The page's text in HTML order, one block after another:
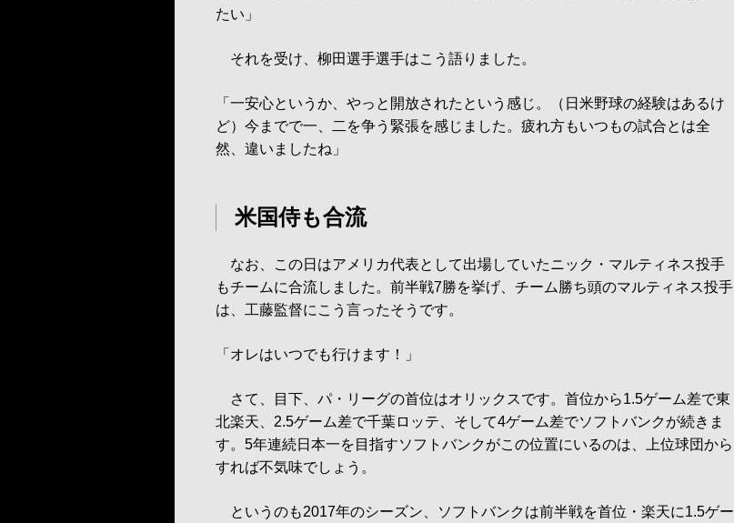
たい」
それを受け、柳田選手選手はこう語りました。
「一安心というか、やっと開放されたという感じ。（日米野球の経験はあるけ
ど）今までで一、二を争う緊張を感じました。疲れ方もいつもの試合とは全
然、違いましたね」
米国侍も合流
なお、この日はアメリカ代表として出場していたニック・マルティネス投手
もチームに合流しました。前半戦7勝を挙げ、チーム勝ち頭のマルティネス投手
は、工藤監督にこう言ったそうです。
「オレはいつでも行けます！」
さて、目下、パ・リーグの首位はオリックスです。首位から1.5ゲーム差で東
北楽天、2.5ゲーム差で千葉ロッテ、そして4ゲーム差でソフトバンクが続きま
す。5年連続日本一を目指すソフトバンクがこの位置にいるのは、上位球団から
すれば不気味でしょう。
というのも2017年のシーズン、ソフトバンクは前半戦を首位・楽天に1.5ゲー